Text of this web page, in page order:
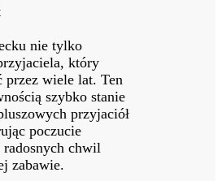
nie tylko
który
przez wiele lat. Ten
szybko stanie
przyjaciół
⁢poczucie
chwil
zabawie.